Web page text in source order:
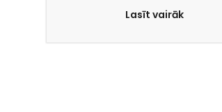
Lasīt vairāk